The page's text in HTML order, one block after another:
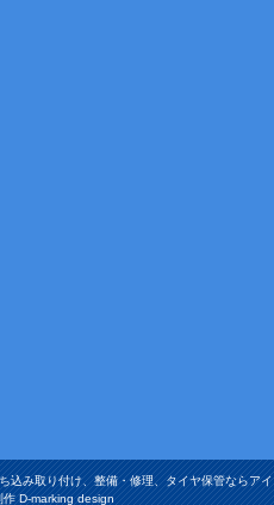
み取り付け、整備・修理、タイヤ保管ならア
D-marking design